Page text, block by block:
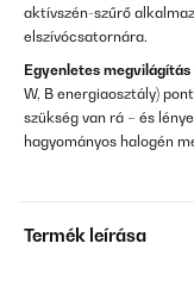
aktívszén-szűrő
elszívócsatornára.
Egyenletes
W, B energiaosztály)
szükség van rá – és
hagyományos halogén
Termék leírása